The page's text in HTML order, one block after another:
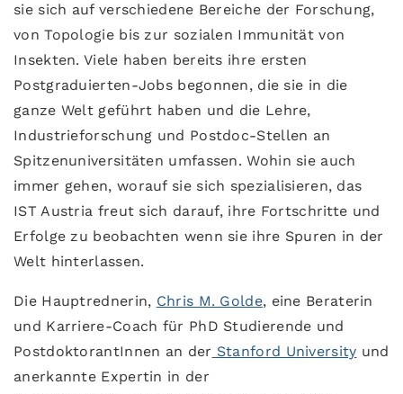
sie sich auf verschiedene Bereiche der Forschung,
von Topologie bis zur sozialen Immunität von
Insekten. Viele haben bereits ihre ersten
Postgraduierten-Jobs begonnen, die sie in die
ganze Welt geführt haben und die Lehre,
Industrieforschung und Postdoc-Stellen an
Spitzenuniversitäten umfassen. Wohin sie auch
immer gehen, worauf sie sich spezialisieren, das
IST Austria freut sich darauf, ihre Fortschritte und
Erfolge zu beobachten wenn sie ihre Spuren in der
Welt hinterlassen.
Die Hauptrednerin, Chris M. Golde, eine Beraterin
und Karriere-Coach für PhD Studierende und
PostdoktorantInnen an der Stanford University und
anerkannte Expertin in der